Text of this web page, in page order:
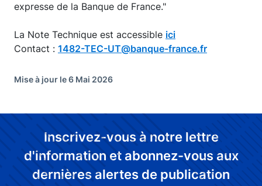
expresse de la Banque de France."
La Note Technique est accessible ici
Contact : 1482-TEC-UT@banque-france.fr
Mise à jour le 6 Mai 2026
Inscrivez-vous à notre lettre
d'information et abonnez-vous aux
dernières alertes de publication